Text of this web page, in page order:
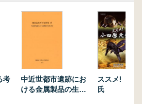
克彦 「豊臣期京都の城館と総
義昌 「豊臣政権下の国内城郭
構からみた朝鮮出兵一」
秀春 「朝鮮王朝の日本城郭認
録資料館架蔵「倭城址図」
考
中近世都市遺跡にお
ける金属製品の生産
ススメ! 小
氏